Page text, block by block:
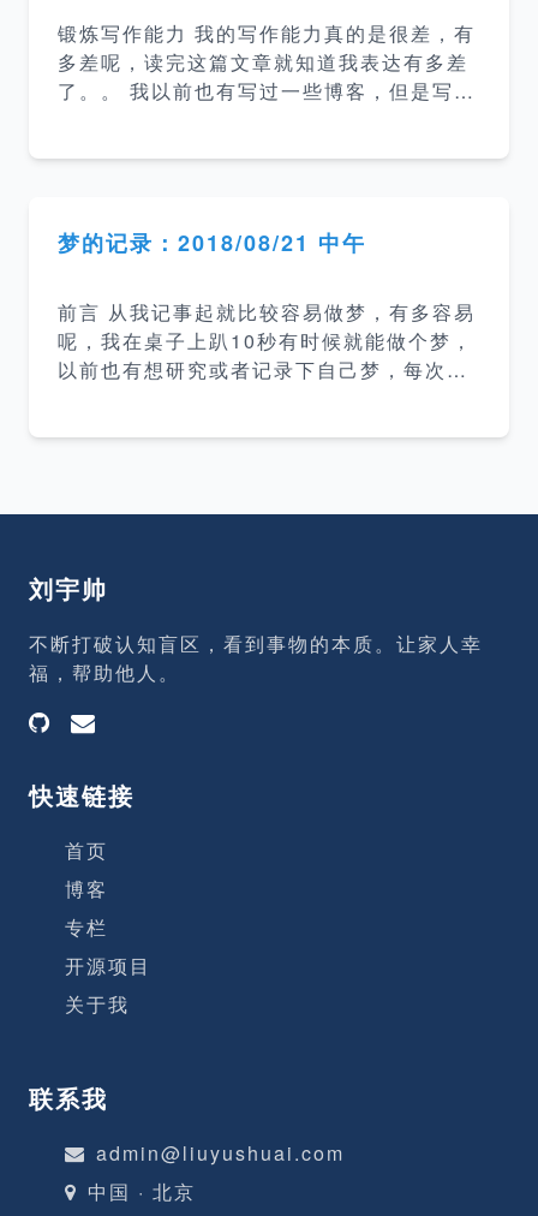
“，所以就不详细说了。 总结 前端又会用几
个库 ant design、vue、nuxtjs、uikit等
语言学习了 go，看了 dart、rust、zephi
锻炼写作能力 我的写作能力真的是很差，有
多差呢，读完这篇文章就知道我表达有多差
了。。 我以前也有写过一些博客，但是写出
的写作能力，提升在一些需要文字沟通环境
里的沟通能力。 提升技术水平 站内博客主
面的知识描述清楚，我自己就必须保证自己
对该技术有比较深入的了解才行。 记录各种
问题和坑 在平常的开发过程中经常会遇到各
易解决了，过了段时间又碰到了相同的问题
梦的记录：2018/08/21 中午
前言 从我记事起就比较容易做梦，有多容易
呢，我在桌子上趴10秒有时候就能做个梦，
以前也有想研究或者记录下自己梦，每次都
间地点 梦的日期：2018/08/21，大约时间1
点：一间很熟悉、同学很多的教室。 时间：
梦开始时正在上课、梦里的教室人比较多、
课本也比较多，推测应该是初中或高中的时
候。 人物：梦里的人物没有比较清晰的特
征，感觉好像是中学时期好多同学的形象交
杂着，有个男同学感觉跟我比较亲近，表
刘宇帅
不断打破认知盲区，看到事物的本质。让家人幸
福，帮助他人。
快速链接
首页
博客
专栏
开源项目
关于我
联系我
admin@liuyushuai.com
中国 · 北京